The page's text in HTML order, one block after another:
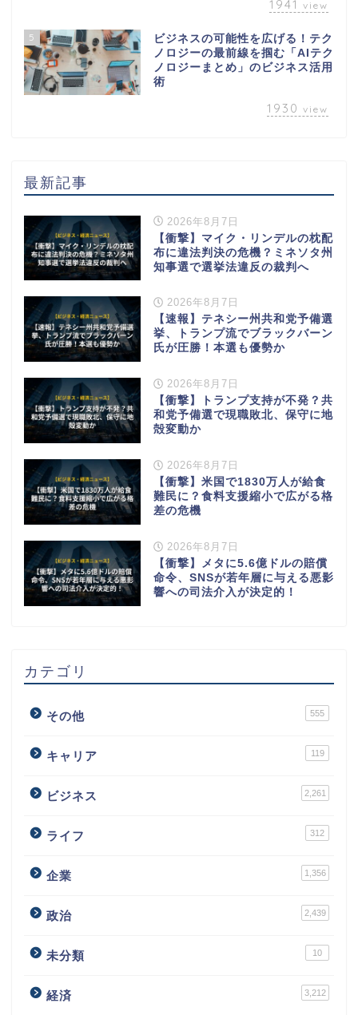
1941 view
5
ビジネスの可能性を広げる！テク
ノロジーの最前線を掴む「AIテク
ノロジーまとめ」のビジネス活用
術
1930 view
最新記事
2026年8月7日
【衝撃】マイク・リンデルの枕配
布に違法判決の危機？ミネソタ州
知事選で選挙法違反の裁判へ
2026年8月7日
【速報】テネシー州共和党予備選
挙、トランプ流でブラックバーン
氏が圧勝！本選も優勢か
2026年8月7日
【衝撃】トランプ支持が不発？共
和党予備選で現職敗北、保守に地
殻変動か
2026年8月7日
【衝撃】米国で1830万人が給食
難民に？食料支援縮小で広がる格
差の危機
2026年8月7日
【衝撃】メタに5.6億ドルの賠償
命令、SNSが若年層に与える悪影
響への司法介入が決定的！
カテゴリ
その他 555
キャリア 119
ビジネス 2,261
ライフ 312
企業 1,356
政治 2,439
未分類 10
経済 3,212